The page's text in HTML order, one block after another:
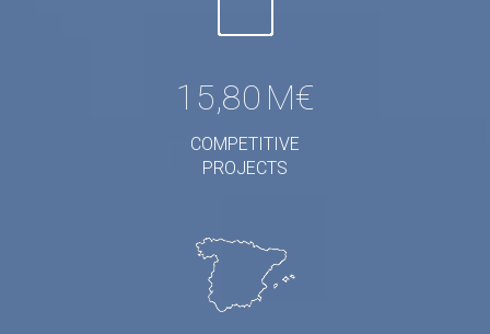
15,80 M€
COMPETITIVE
PROJECTS